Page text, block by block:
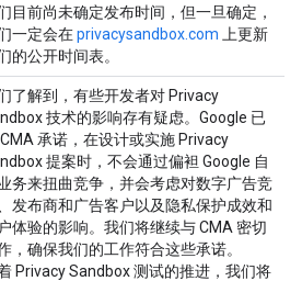
目前尚未确定发布时间，但一旦确定，
一定会在privacysandbox.com 上更新
的公开时间表。
了解到，有些开发者对 Privacy
技术的影响存有疑虑。Google 已
承诺，在设计或实施 Privacy
提案时，不会通过偏袒 Google 自
务来扭曲竞争，并会考虑对数字广告竞
发布商和广告客户以及隐私保护成效和
体验的影响。我们将继续与 CMA 密切
，确保我们的工作符合这些承诺。
Privacy Sandbox 测试的推进，我们将